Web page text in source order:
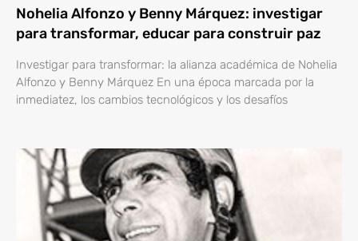
Nohelia Alfonzo y Benny Márquez: investigar
para transformar, educar para construir paz
Investigar para transformar: la alianza académica de Nohelia
Alfonzo y Benny Márquez En una época marcada por la
inmediatez, los cambios tecnológicos y los desafíos